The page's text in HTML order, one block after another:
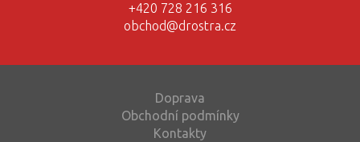
+420 728 216 316
obchod@drostra.cz
Doprava
Obchodní podmínky
Kontakty